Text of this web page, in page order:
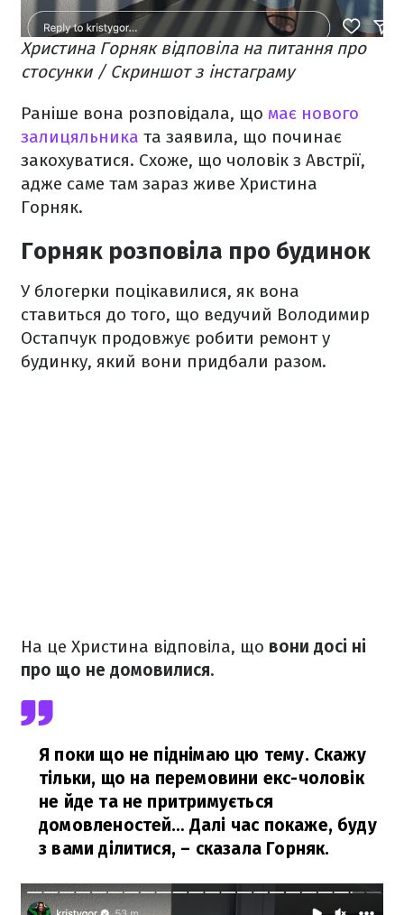
Христина Горняк відповіла на питання про
стосунки / Скриншот з інстаграму
Раніше вона розповідала, що має нового
залицяльника та заявила, що починає
закохуватися. Схоже, що чоловік з Австрії,
адже саме там зараз живе Христина
Горняк.
Горняк розповіла про будинок
У блогерки поцікавилися, як вона
ставиться до того, що ведучий Володимир
Остапчук продовжує робити ремонт у
будинку, який вони придбали разом.
На це Христина відповіла, що вони досі ні
про що не домовилися.
Я поки що не піднімаю цю тему. Скажу
тільки, що на перемовини екс-чоловік
не йде та не притримується
домовленостей… Далі час покаже, буду
з вами ділитися, – сказала Горняк.